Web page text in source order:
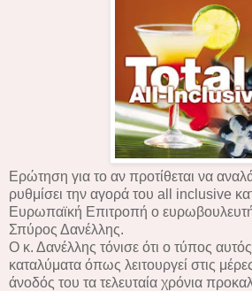
Ερώτηση για το αν προτίθεται να
ρυθμίσει την αγορά του all inclusive
Ευρωπαϊκή Επιτροπή ο
Σπύρος Δανέλλης.
Ο κ. Δανέλλης τόνισε ότι ο τύπος
καταλύματα όπως λειτουργεί στις
άνοδός του τα τελευταία χρόνια